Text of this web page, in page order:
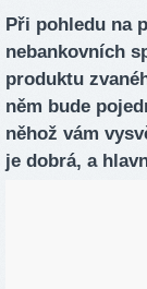
Při pohledu na
nebankovních
produktu
něm bude
něhož vám
je dobrá, a